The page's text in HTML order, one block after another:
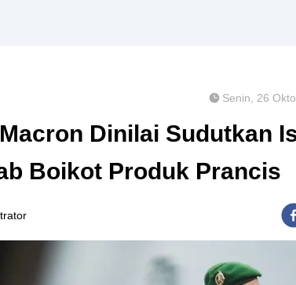
Senin, 26
Dinilai Sudutkan
Boikot Produk Prancis